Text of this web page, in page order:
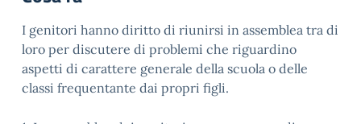
I genitori hanno diritto di riunirsi in assemblea tra di
loro per discutere di problemi che riguardino
aspetti di carattere generale della scuola o delle
classi frequentante dai propri figli.